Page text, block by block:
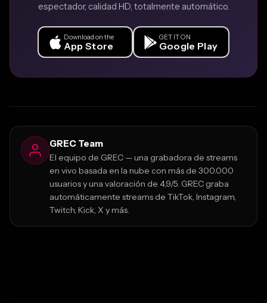
espectador, calidad HD, totalmente automático.
Download on the
App Store
GET IT ON
Google Play
GREC Team
El equipo de GREC — una grabadora de streams
en vivo basada en la nube con más de 300.000
usuarios y una valoración de 4,9/5. GREC graba
automáticamente streams de TikTok, Instagram,
Twitch, Kick, X y más.